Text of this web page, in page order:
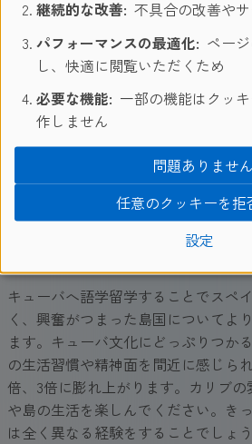
首都：ハバナ
通貨： キューバペソ
言語： スペイン語
宗教：カトリック 等
キューバ留学にきっと役立つ
フェの旅マガジ
なぜキューバ留学が効果的?
キューバへ語学留学することでスペ
く、興奮がつまった島国についてよ
ます。キューバ文化にどっぷりつか
の生活習慣や精神面を間近に感じら
倍、3倍に膨れ上がります。カリブ
や島の生活を楽しんでください。き
は全く異なる経験をすることでしょう
継続的な改善: 不具合の改善や
パフォーマンスの最適化: ペー
し、快適に閲覧いただくため
必要な機能: 一部の機能はクッ
作しません
設定
任意のクッキーを拒
問題ありません